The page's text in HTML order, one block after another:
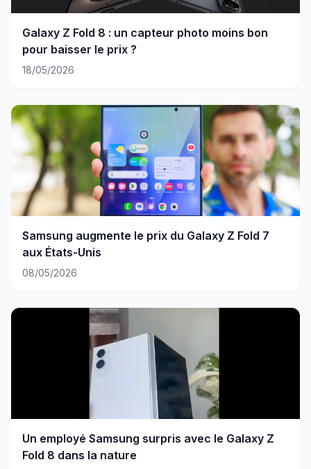
Galaxy Z Fold 8 : un capteur photo moins bon
pour baisser le prix ?
18/05/2026
Samsung augmente le prix du Galaxy Z Fold 7
aux États-Unis
08/05/2026
Un employé Samsung surpris avec le Galaxy Z
Fold 8 dans la nature